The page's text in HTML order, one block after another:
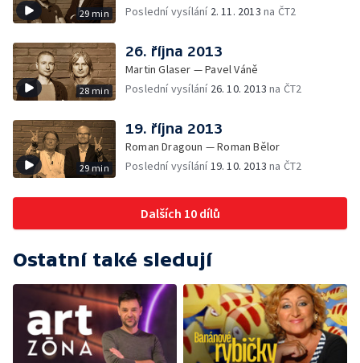
29 min
Poslední vysílání 2. 11. 2013 na ČT2
28 min
26. října 2013
Martin Glaser — Pavel Váně
Poslední vysílání 26. 10. 2013 na ČT2
29 min
19. října 2013
Roman Dragoun — Roman Bělor
Poslední vysílání19. 10. 2013 na ČT2
Dalších 10 dílů
Ostatní také sledují